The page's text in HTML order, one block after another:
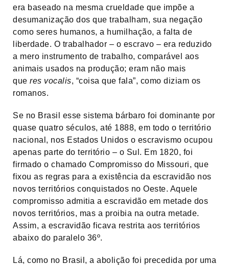
era baseado na mesma crueldade que impõe a
desumanização dos que trabalham, sua negação
como seres humanos, a humilhação, a falta de
liberdade. O trabalhador – o escravo – era reduzido
a mero instrumento de trabalho, comparável aos
animais usados na produção; eram não mais
que res vocalis, “coisa que fala”, como diziam os
romanos.
Se no Brasil esse sistema bárbaro foi dominante por
quase quatro séculos, até 1888, em todo o território
nacional, nos Estados Unidos o escravismo ocupou
apenas parte do território – o Sul. Em 1820, foi
firmado o chamado Compromisso do Missouri, que
fixou as regras para a existência da escravidão nos
novos territórios conquistados no Oeste. Aquele
compromisso admitia a escravidão em metade dos
novos territórios, mas a proibia na outra metade.
Assim, a escravidão ficava restrita aos territórios
abaixo do paralelo 36º.
Lá, como no Brasil, a abolição foi precedida por uma